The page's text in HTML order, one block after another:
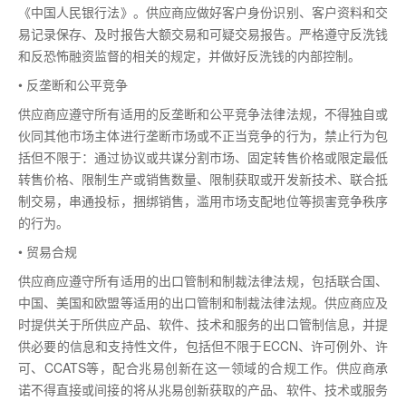
《中国人民银行法》。供应商应做好客户身份识别、客户资料和交
易记录保存、及时报告大额交易和可疑交易报告。严格遵守反洗钱
和反恐怖融资监督的相关的规定，并做好反洗钱的内部控制。
• 反垄断和公平竞争
供应商应遵守所有适用的反垄断和公平竞争法律法规，不得独自或
伙同其他市场主体进行垄断市场或不正当竞争的行为，禁止行为包
括但不限于：通过协议或共谋分割市场、固定转售价格或限定最低
转售价格、限制生产或销售数量、限制获取或开发新技术、联合抵
制交易，串通投标，捆绑销售，滥用市场支配地位等损害竞争秩序
的行为。
• 贸易合规
供应商应遵守所有适用的出口管制和制裁法律法规，包括联合国、
中国、美国和欧盟等适用的出口管制和制裁法律法规。供应商应及
时提供关于所供应产品、软件、技术和服务的出口管制信息，并提
供必要的信息和支持性文件，包括但不限于ECCN、许可例外、许
可、CCATS等，配合兆易创新在这一领域的合规工作。供应商承
诺不得直接或间接的将从兆易创新获取的产品、软件、技术或服务